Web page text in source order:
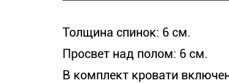
Толщина спинок: 6 см.
Просвет над полом: 6 см.
В комплект кровати